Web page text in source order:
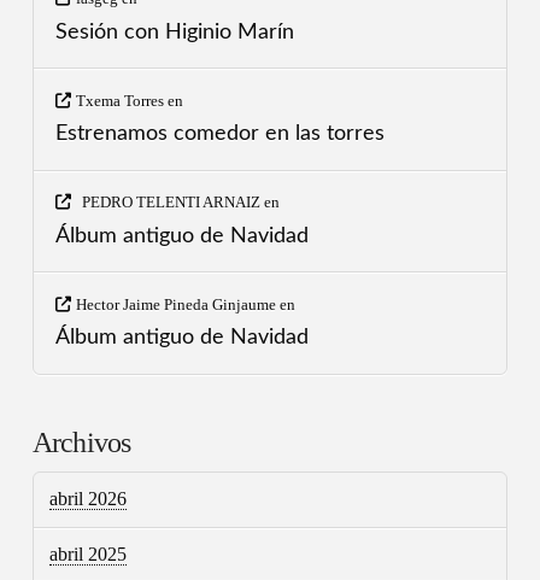
Sesión con Higinio Marín
Txema Torresen
Estrenamos comedor en las torres
PEDRO TELENTI ARNAIZ en
Álbum antiguo de Navidad
Hector Jaime Pineda Ginjaumeen
Álbum antiguo de Navidad
Archivos
abril 2026
abril 2025